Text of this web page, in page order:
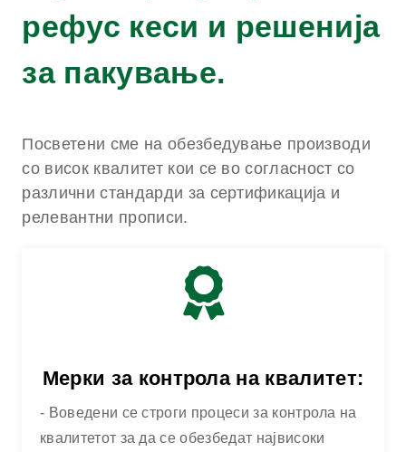
рефус кеси и решенија
за пакување.
Посветени сме на обезбедување производи
со висок квалитет кои се во согласност со
различни стандарди за сертификација и
релевантни прописи.
Мерки за контрола на квалитет:
- Воведени се строги процеси за контрола на
квалитетот за да се обезбедат највисоки